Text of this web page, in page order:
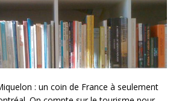
: un coin de France à seulement